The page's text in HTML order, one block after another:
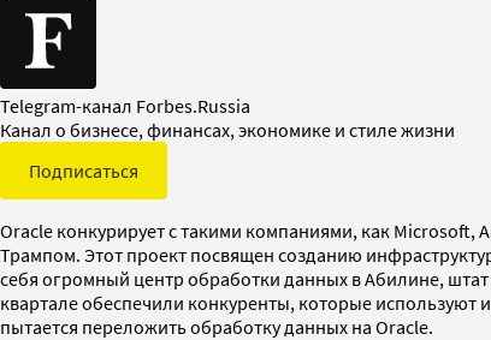
Telegram-канал Forbes.Russia
Канал о бизнесе, финансах, экономике и стиле жизни
Подписаться
Oracle конкурирует с такими компаниями, как
Трампом. Этот проект посвящен созданию
себя огромный центр обработки данных в Абилине,
квартале обеспечили конкуренты, которые
пытается переложить обработку данных на Oracle.